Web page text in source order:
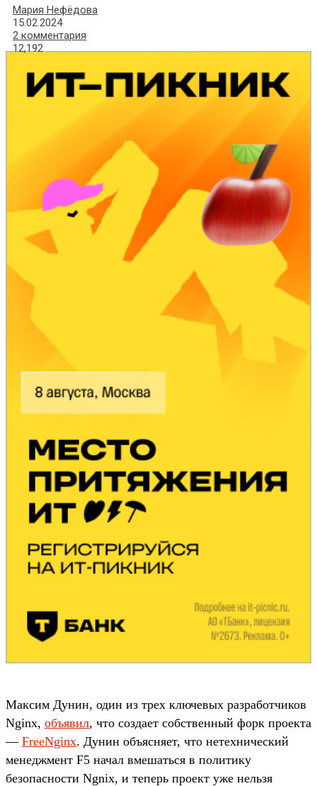
Мария Нефёдова
15.02.2024
2 комментария
12,192
Максим Дунин, один из трех ключевых разработчиков
Nginx, объявил, что создает собственный форк проекта
— FreeNginx. Дунин объясняет, что нетехнический
менеджмент F5 начал вмешаться в политику
безопасности Ngnix, и теперь проект уже нельзя